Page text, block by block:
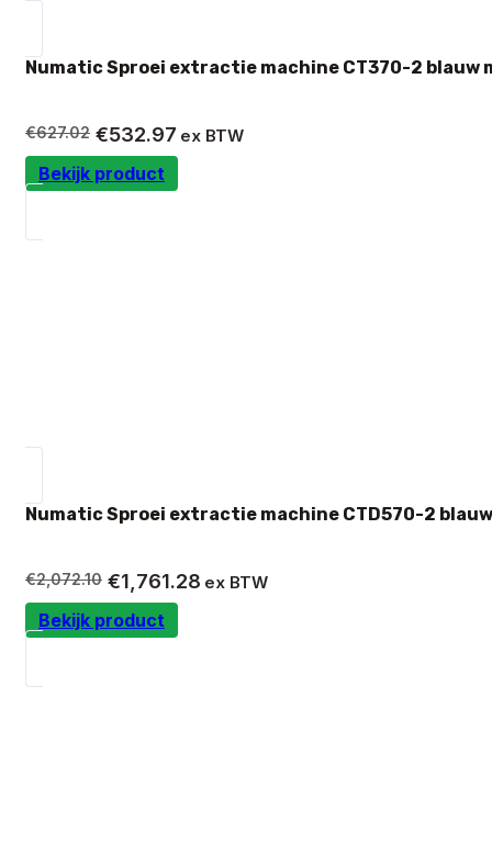
Numatic Sproei extractie machine CT370-2 blauw
€627.02
Oorspronkelijke
prijs
was:
€532.97
Huidige
prijs
is:
ex BTW
Bekijk product
Numatic Sproei extractie machine CTD570-2
€2,072.10
Oorspronkelijke
prijs
was:
€1,761.28
Huidige
prijs
is:
ex BTW
Bekijk product